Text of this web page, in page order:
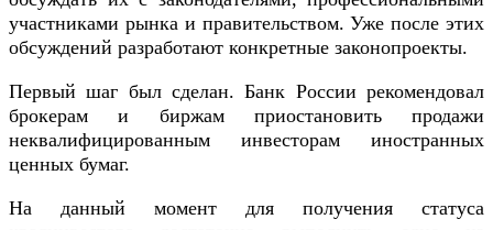
участниками рынка и правительством. Уже после этих
обсуждений разработают конкретные законопроекты.
Первый шаг был сделан. Банк России рекомендовал
брокерам и биржам приостановить продажи
неквалифицированным инвесторам иностранных
ценных бумаг.
На данный момент для получения статуса